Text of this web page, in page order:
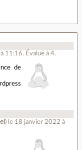
11:16. Évalué à 4.
de
) le 18 janvier 2022 à